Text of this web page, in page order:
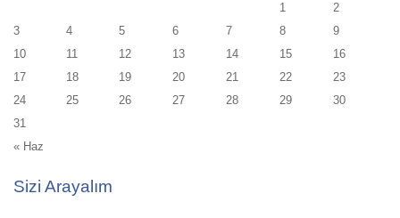
« Haz
1
2
3
4 5 6 7 8
9
10
11 12 13 14 15
16
17
18 19 20 21 22
23
24
25 26 27 28 29
30
31
Sizi Arayalım